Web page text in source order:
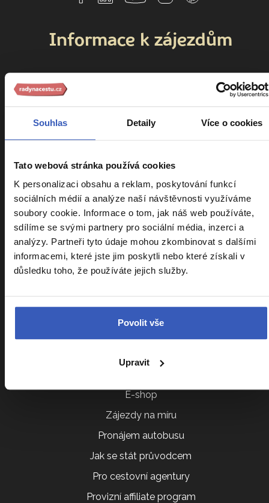
Souhlas Detaily Více o cookies
Tato webová stránka používá cookies
K personalizaci obsahu a reklam, poskytování funkcí
sociálních médií a analýze naší návštěvnosti využíváme
soubory cookie. Informace o tom, jak náš web používáte,
sdílíme se svými partnery pro sociální média, inzerci a
analýzy. Partneři tyto údaje mohou zkombinovat s dalšími
informacemi, které jste jim poskytli nebo které získali v
důsledku toho, že používáte jejich služby.
Povolit vše
Upravit
Informace k zájezdům
Kalendář zájezdů
Náročnost zájezdů
Sdílení pokoje
Parkování na letišti
VIP vyzvednutí u domu
Cestovatelský klub
Ptáte se nás
Další služby
E-shop
Zájezdy na míru
Pronájem autobusu
Jak se stát průvodcem
Pro cestovní agentury
Provizní affiliate program